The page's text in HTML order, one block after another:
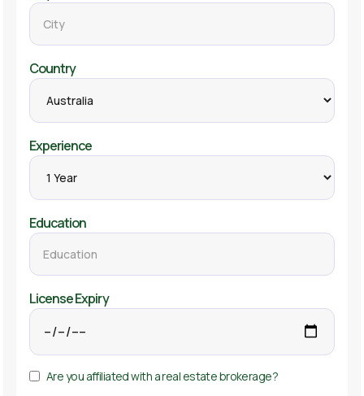
Country
Experience
Education
License Expiry
Are you affiliated with a real estate brokerage?